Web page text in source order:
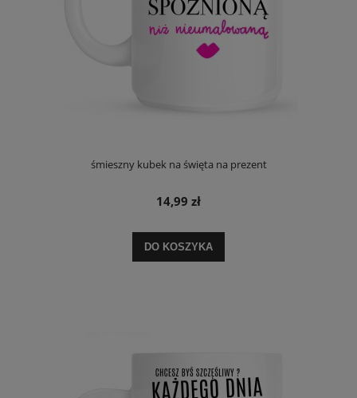
śmieszny kubek na święta na prezent
14,99 zł
DO KOSZYKA